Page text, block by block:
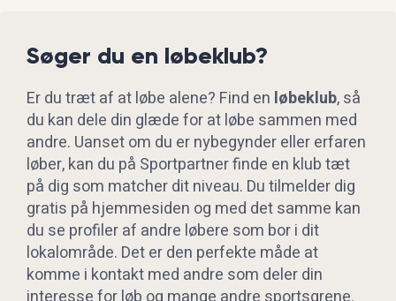
Søger du en løbeklub?
Er du træt af at løbe alene? Find en løbeklub,så
du kan dele din glæde for at løbe sammen med
andre. Uanset om du er nybegynder eller erfaren
løber, kan du på Sportpartner finde en klub tæt
på dig som matcher dit niveau. Du tilmelder dig
gratis på hjemmesiden og med det samme kan
du se profiler af andre løbere som bor i dit
lokalområde. Det er den perfekte måde at
komme i kontakt med andre som deler din